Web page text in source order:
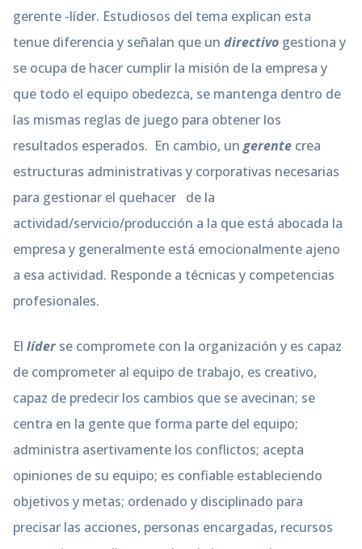
gerente -líder. Estudiosos del tema explican esta
tenue diferencia y señalan que un directivo gestiona y
se ocupa de hacer cumplir la misión de la empresa y
que todo el equipo obedezca, se mantenga dentro de
las mismas reglas de juego para obtener los
resultados esperados. En cambio, un gerente crea
estructuras administrativas y corporativas necesarias
para gestionar el quehacer de la
actividad/servicio/producción a la que está abocada la
empresa y generalmente está emocionalmente ajeno
a esa actividad. Responde a técnicas y competencias
profesionales.
El líderse compromete con la organización y es capaz
de comprometer al equipo de trabajo, es creativo,
capaz de predecir los cambios que se avecinan; se
centra en la gente que forma parte del equipo;
administra asertivamente los conflictos; acepta
opiniones de su equipo; es confiable estableciendo
objetivos y metas; ordenado y disciplinado para
precisar las acciones, personas encargadas, recursos